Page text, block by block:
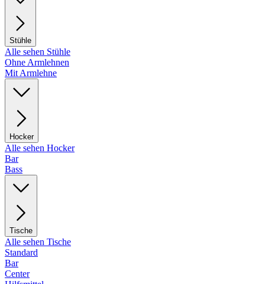
Stühle
Alle sehen Stühle
Ohne Armlehnen
Mit Armlehne
Hocker
Alle sehen Hocker
Bar
Bass
Tische
Alle sehen Tische
Standard
Bar
Center